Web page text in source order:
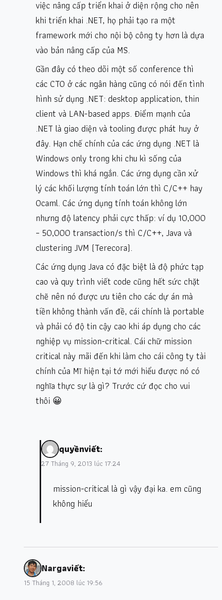
việc nâng cấp triển khai ở diện rộng cho nên
khi triển khai .NET, họ phải tạo ra một
framework mới cho nội bộ công ty hơn là dựa
vào bản nâng cấp của MS.
Gần đây có theo dõi một số conference thì
các CTO ở các ngân hàng cũng có nói đến tình
hình sử dụng .NET: desktop application, thin
client và LAN-based apps. Điểm mạnh của
.NET là giao diện và tooling được phát huy ở
đây. Hạn chế chính của các ứng dụng .NET là
Windows only trong khi chu kì sống của
Windows thì khá ngắn. Các ứng dụng cần xử
lý các khối lượng tính toán lớn thì C/C++ hay
Ocaml. Các ứng dụng tính toán không lớn
nhưng độ latency phải cực thấp: ví dụ 10,000
– 50,000 transaction/s thì C/C++, Java và
clustering JVM (Terecora).
Các ứng dụng Java có đặc biệt là độ phức tạp
cao và quy trình viết code cũng hết sức chặt
chẽ nên nó được ưu tiên cho các dự án mà
tiền không thành vấn đề, cái chính là portable
và phải có độ tin cậy cao khi áp dụng cho các
nghiệp vụ mission-critical. Cái chữ mission
critical này mãi đến khi làm cho cái công ty tài
chính của Mĩ hiện tại tớ mới hiểu được nó có
nghĩa thực sự là gì? Trước cứ đọc cho vui
thôi 😀
quyềnviết:
27 Tháng 9, 2013 lúc 17:24
mission-critical là gì vậy đại ka. em cũng
không hiểu
Nargaviết:
15 Tháng 1, 2008 lúc 19:56